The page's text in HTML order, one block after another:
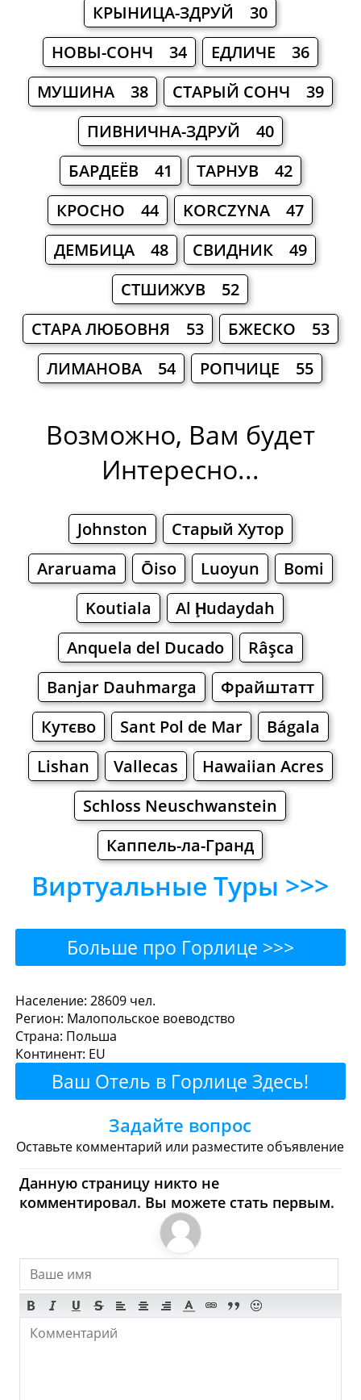
КРЫНИЦА-ЗДРУЙ 30
НОВЫ-СОНЧ 34
ЕДЛИЧЕ 36
МУШИНА 38
СТАРЫЙ СОНЧ 39
ПИВНИЧНА-ЗДРУЙ 40
БАРДЕЁВ 41
ТАРНУВ 42
КРОСНО 44
KORCZYNA 47
ДЕМБИЦА 48
СВИДНИК 49
СТШИЖУВ 52
СТАРА ЛЮБОВНЯ 53
БЖЕСКО 53
ЛИМАНОВА 54
РОПЧИЦЕ 55
Возможно, Вам будет
Интересно...
Johnston
Старый Хутор
Araruama
Ōiso Luoyun
Bomi
Koutiala
Al Ḩudaydah
Anquela del Ducado
Râşca
Banjar Dauhmarga
Фрайштатт
Кутєво
Sant Pol de Mar
Bágala
Lishan
Vallecas
Hawaiian Acres
Schloss Neuschwanstein
Каппель-ла-Гранд
Виртуальные Туры >>>
Больше про Горлице >>>
Горлице - Где поесть или
перекусить?
Рестораны Кафе Бары
Пиво
Булочные
Супермаркеты
Торговые Центры
Горлице - Где купить?
Магазины, Шоппинг
Продукты
Булочные
Супермаркеты
Торговые Центры
Мода
Население: 28609 чел.
Регион: Малопольское воеводство
Страна: Польша
Континент: EU
Ваш Отель в Горлице Здесь!
Задайте вопрос
Оставьте комментарий или разместите объявление
Данную страницу никто не
комментировал. Вы можете стать первым.